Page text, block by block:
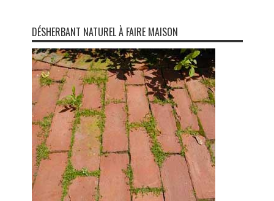
DÉSHERBANT NATUREL À FAIRE MAISON